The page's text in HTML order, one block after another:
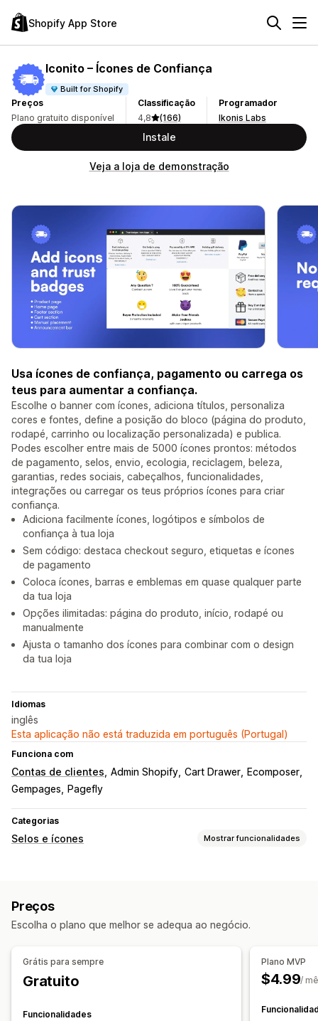
Shopify App Store
Iconito – Ícones de Confiança
Built for Shopify
Preços
Plano gratuito disponível
Classificação
4,8
(166)
Programador
Ikonis Labs
Instale
Veja a loja de demonstração
Usa ícones de confiança, pagamento ou carrega os
teus para aumentar a confiança.
Escolhe o banner com ícones, adiciona títulos, personaliza
cores e fontes, define a posição do bloco (página do produto,
rodapé, carrinho ou localização personalizada) e publica.
Podes escolher entre mais de 5000 ícones prontos: métodos
de pagamento, selos, envio, ecologia, reciclagem, beleza,
garantias, redes sociais, cabeçalhos, funcionalidades,
integrações ou carregar os teus próprios ícones para criar
confiança.
Adiciona facilmente ícones, logótipos e símbolos de
confiança à tua loja
Sem código: destaca checkout seguro, etiquetas e ícones
de pagamento
Coloca ícones, barras e emblemas em quase qualquer parte
da tua loja
Opções ilimitadas: página do produto, início, rodapé ou
manualmente
Ajusta o tamanho dos ícones para combinar com o design
da tua loja
Idiomas
inglês
Esta aplicação não está traduzida em português (Portugal)
Funciona com
Contas de clientes Admin Shopify Cart Drawer
Ecomposer
Gempages
Pagefly
Categorias
Selos e ícones Mostrar funcionalidades
Funcionalidades do produto
Envio Redes sociais Confiança Garantia
Texto personalizado
Sugestões de ferramentas
Carregamento de ficheiros
Preços
Escolha o plano que melhor se adequa ao negócio.
Grátis para sempre
Gratuito
Funcionalidades
Plano MVP
$4.99/